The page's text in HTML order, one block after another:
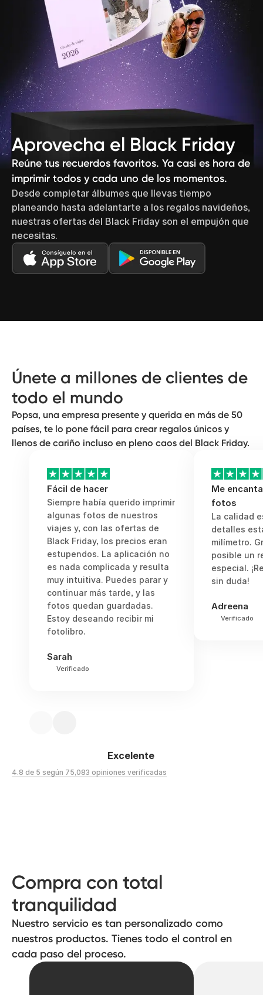
Aprovecha el Black Friday
Reúne tus recuerdos favoritos. Ya casi es hora de
imprimir todos y cada uno de los momentos.
Desde completar álbumes que llevas tiempo
planeando hasta adelantarte a los regalos navideños,
nuestras ofertas del Black Friday son el empujón que
necesitas.
Únete a millones de clientes de
todo el mundo
Popsa, una empresa presente y querida en más de 50
países, te lo pone fácil para crear regalos únicos y
llenos de cariño incluso en pleno caos del Black Friday.
Fácil de hacer
Siempre había querido imprimir
algunas fotos de nuestros
viajes y, con las ofertas de
Black Friday, los precios eran
estupendos. La aplicación no
es nada complicada y resulta
muy intuitiva. Puedes parar y
continuar más tarde, y las
fotos quedan guardadas.
Estoy deseando recibir mi
fotolibro.
Sarah
Verificado
Me
fotos
La calidad
detalles
milímetro.
posible un
especial.
sin duda!
Adreena
Verificado
Excelente
4.8 de 5 según 75,083 opiniones verificadas
Compra con total
tranquilidad
Nuestro servicio es tan personalizado como
nuestros productos. Tienes todo el control en
cada paso del proceso.